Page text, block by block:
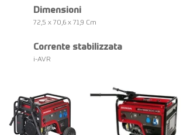
Dimensioni
72,5 x 70,6 x 71,9 Cm
Corrente stabilizzata
i-AVR